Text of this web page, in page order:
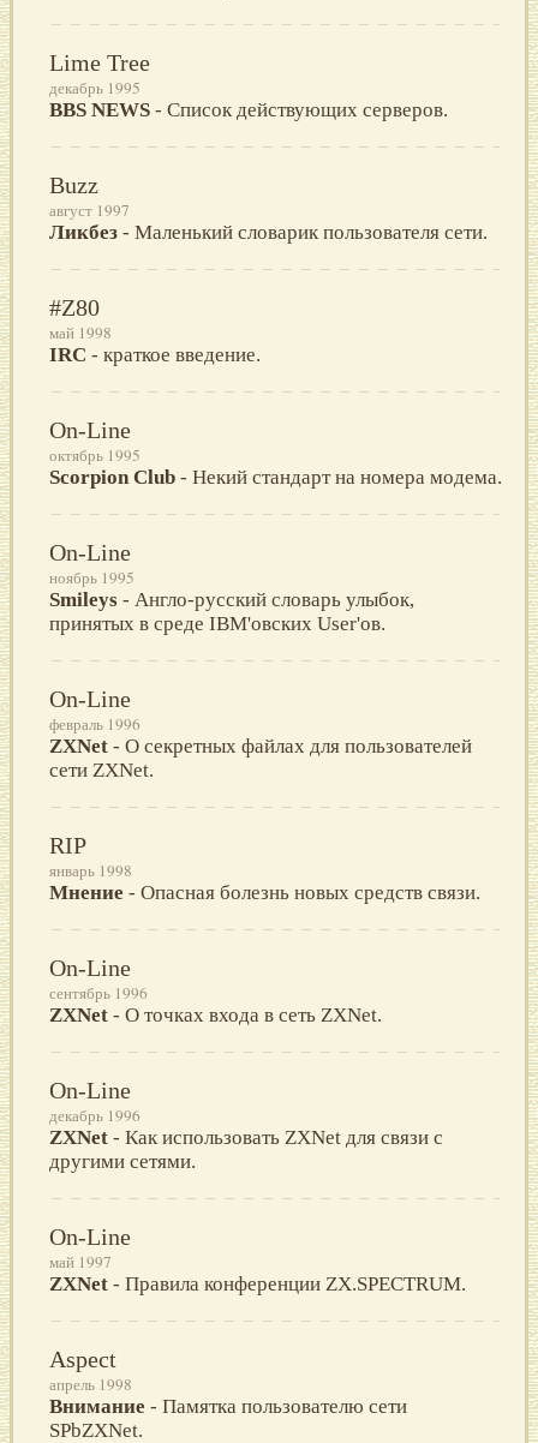
Lime Tree
декабрь 1995
BBS NEWS - Список действующих серверов.
Buzz
август 1997
Ликбез - Маленький словарик пользователя сети.
#Z80
май 1998
IRC - краткое введение.
On-Line
октябрь 1995
Scorpion Club - Некий стандарт на номера модема.
On-Line
ноябрь 1995
Smileys - Англо-русский словарь улыбок,
принятых в среде IBM'овских User'ов.
On-Line
февраль 1996
ZXNet - О секретных файлах для пользователей
сети ZXNet.
RIP
январь 1998
Мнение - Опасная болезнь новых средств связи.
On-Line
сентябрь 1996
ZXNet - О точках входа в сеть ZXNet.
On-Line
декабрь 1996
ZXNet - Как использовать ZXNet для связи с
другими сетями.
On-Line
май 1997
ZXNet - Правила конференции ZX.SPECTRUM.
Aspect
апрель 1998
Внимание - Памятка пользователю сети
SPbZXNet.